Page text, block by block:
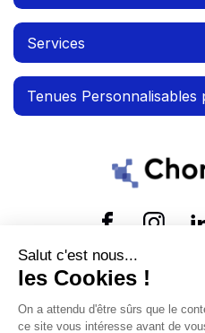
Services
Tenues Personnalisables
© 2026 MTP.
Conditions
Salut c'est nous...
les Cookies !
On a attendu d'être sûrs que le
ce site vous intéresse avant de